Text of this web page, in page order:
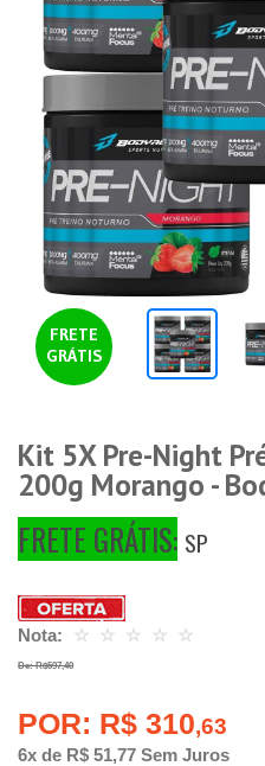
FRETE
GRÁTIS
Kit 5X Pre-Night
200g Morango -
FRETE GRÁTIS: SP
Nota: ☆ ☆ ☆ ☆ ☆
De: R$597,40
POR: R$ 310,63
6x de R$ 51,77 Sem Juros